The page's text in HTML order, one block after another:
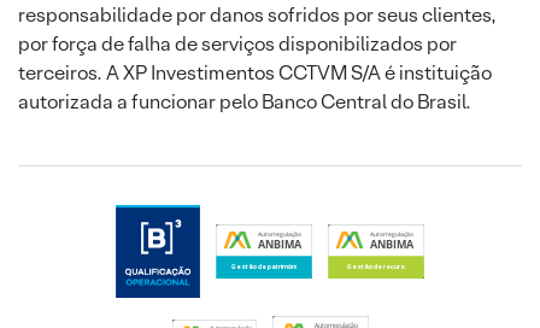
responsabilidade por danos sofridos por seus clientes,
por força de falha de serviços disponibilizados por
terceiros. A XP Investimentos CCTVM S/A é instituição
autorizada a funcionar pelo Banco Central do Brasil.